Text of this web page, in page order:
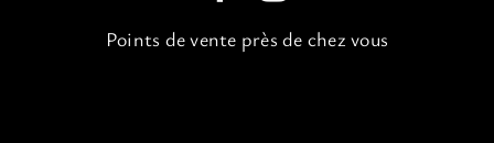
Points de vente près de chez vous